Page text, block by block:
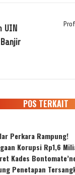
UIN
POS TERKAIT
Perkara Rampung!
Korupsi Rp1,6
Kades
Penetapan